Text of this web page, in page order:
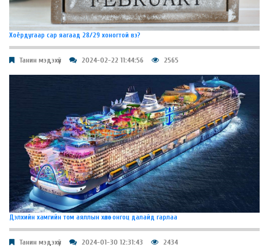
Хоёрдугаар сар яагаад 28/29 хоногтой вэ?
Танин мэдэхүй 2024-02-22 11:44:56 2565
Дэлхийн хамгийн том аяллын хөлөг онгоц далайд гарлаа
Танин мэдэхүй 2024-01-30 12:31:43 2434